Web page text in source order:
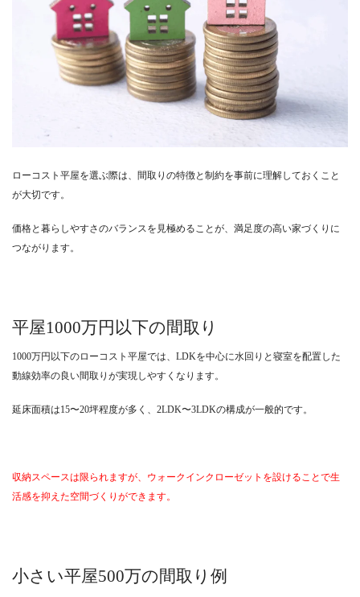
ローコスト平屋を選ぶ際は、間取りの特徴と制約を事前に理解しておくこと
が大切です。
価格と暮らしやすさのバランスを見極めることが、満足度の高い家づくりに
つながります。
平屋1000万円以下の間取り
1000万円以下のローコスト平屋では、LDKを中心に水回りと寝室を配置した
動線効率の良い間取りが実現しやすくなります。
延床面積は15〜20坪程度が多く、2LDK〜3LDKの構成が一般的です。
収納スペースは限られますが、ウォークインクローゼットを設けることで生
活感を抑えた空間づくりができます。
小さい平屋500万の間取り例